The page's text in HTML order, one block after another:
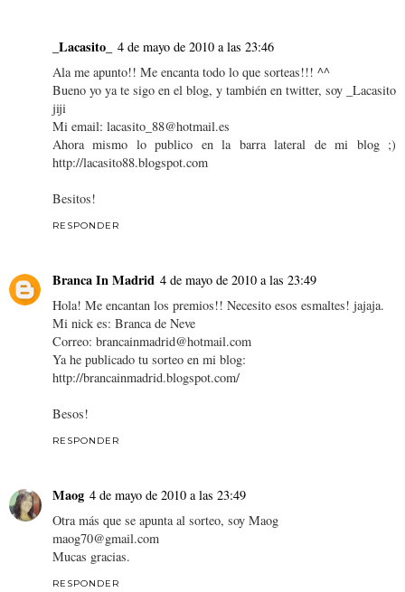
_Lacasito_
4 de mayo de 2010 a las 23:46
Ala me apunto!! Me encanta todo lo que sorteas!!! ^^
Bueno yo ya te sigo en el blog, y también en twitter, soy _Lacasito
jiji
Mi email: lacasito_88@hotmail.es
Ahora mismo lo publico en la barra lateral de mi blog ;)
http://lacasito88.blogspot.com
Besitos!
RESPONDER
Branca In Madrid 4 de mayo de 2010 a las 23:49
Hola! Me encantan los premios!! Necesito esos esmaltes! jajaja.
Mi nick es: Branca de Neve
Correo: brancainmadrid@hotmail.com
Ya he publicado tu sorteo en mi blog:
http://brancainmadrid.blogspot.com/
Besos!
RESPONDER
Maog 4 de mayo de 2010 a las 23:49
Otra más que se apunta al sorteo, soy Maog
maog70@gmail.com
Mucas gracias.
RESPONDER